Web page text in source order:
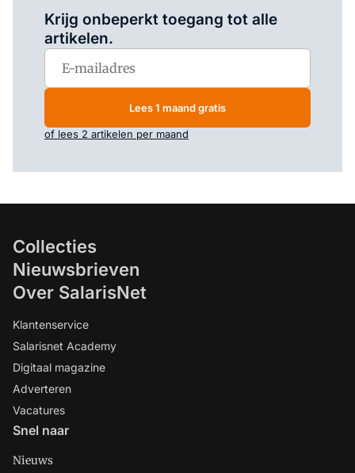
Krijg onbeperkt toegang tot alle
artikelen.
Lees 1 maand gratis
of lees 2 artikelen per maand
Collecties
Nieuwsbrieven
Over SalarisNet
Klantenservice
Salarisnet Academy
Digitaal magazine
Adverteren
Vacatures
Snel naar
Nieuws